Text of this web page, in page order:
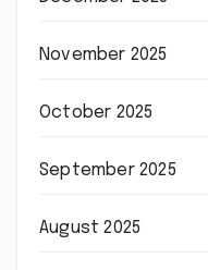
November 2025
October 2025
September 2025
August 2025